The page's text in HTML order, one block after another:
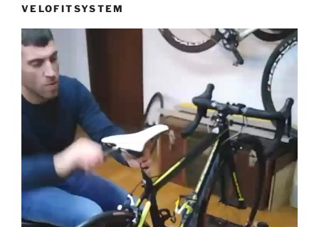
VELOFITSYSTEM
Reprodutor
de
vídeo